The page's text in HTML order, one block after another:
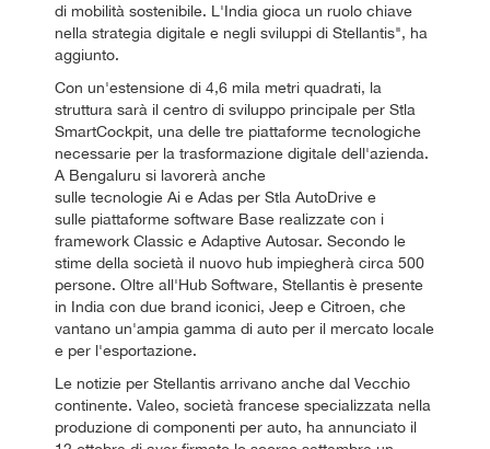
di mobilità sostenibile. L'India gioca un ruolo chiave
nella strategia digitale e negli sviluppi di Stellantis", ha
aggiunto.
Con un'estensione di 4,6 mila metri quadrati, la
struttura sarà il centro di sviluppo principale per Stla
SmartCockpit, una delle tre piattaforme tecnologiche
necessarie per la trasformazione digitale dell'azienda.
A Bengaluru si lavorerà anche
sulle tecnologie Ai e Adas per Stla AutoDrive e
sulle piattaforme software Base realizzate con i
framework Classic e Adaptive Autosar. Secondo le
stime della società il nuovo hub impiegherà circa 500
persone. Oltre all'Hub Software, Stellantis è presente
in India con due brand iconici, Jeep e Citroen, che
vantano un'ampia gamma di auto per il mercato locale
e per l'esportazione.
Le notizie per Stellantis arrivano anche dal Vecchio
continente. Valeo, società francese specializzata nella
produzione di componenti per auto, ha annunciato il